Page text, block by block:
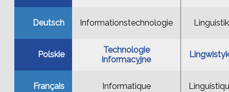
Deutsch Informationstechnologie Linguistik
Polskie
Technologie
informacyjne
Français Informatique